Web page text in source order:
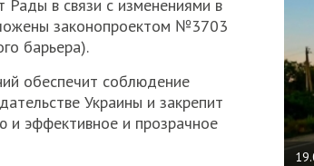
Рады в связи с изменениями в
законопроектом №3703
барьера).
обеспечит соблюдение
Украины и закрепит
и эффективное и прозрачное
НА